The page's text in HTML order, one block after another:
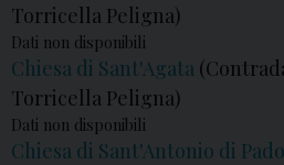
Torricella Peligna)
Dati non disponibili
Chiesa di Sant'Agata
Torricella Peligna)
Dati non disponibili
Chiesa di Sant'Antonio di